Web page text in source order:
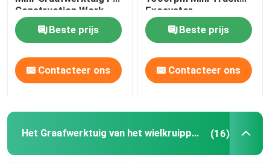
Trillingswegwals
Backhoe Wiellader
Construction Work
Beste prijs
Contacteer ons
Excavator
Beste prijs
Contacteer ons
Het Graafwerktuig van het wielkruippakje (16)